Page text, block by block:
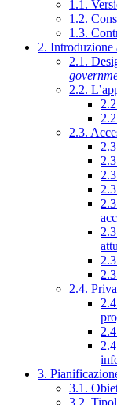
1.1.
1.2.
1.3.
2.
2.1.
2.2.
2.3.
2.4.
3.
3.1.
3.2.